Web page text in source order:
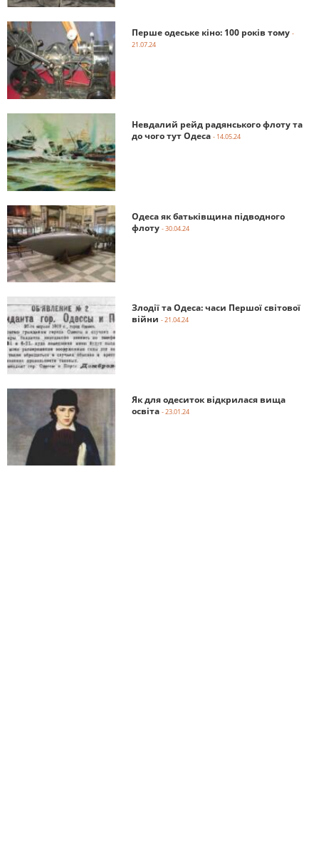
Перше одеське кіно: 100 років тому -
21.07.24
Невдалий рейд радянського флоту та
до чого тут Одеса - 14.05.24
Одеса як батьківщина підводного
флоту - 30.04.24
Злодії та Одеса: часи Першої світової
війни - 21.04.24
Як для одеситок відкрилася вища
освіта - 23.01.24